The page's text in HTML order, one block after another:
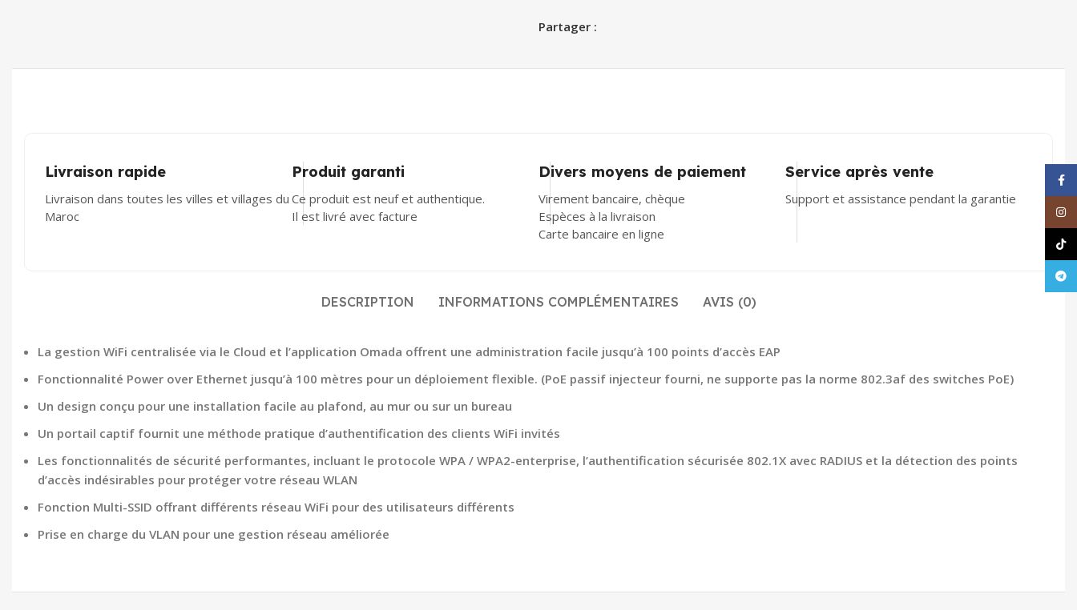
Partager :
Livraison rapide
Livraison dans toutes les villes et villages du
Maroc
Produit garanti
Ce produit est neuf et authentique.
Il est livré avec facture
Divers moyens de paiement
Virement bancaire, chèque
Espèces à la livraison
Carte bancaire en ligne
Service après vente
Support et assistance pendant la garantie
DESCRIPTION INFORMATIONS COMPLÉMENTAIRES AVIS (0)
La gestion WiFi centralisée via le Cloud et l’application Omada offrent une administration facile jusqu’à 100 points d’accès EAP
Fonctionnalité Power over Ethernet jusqu’à 100 mètres pour un déploiement flexible. (PoE passif injecteur fourni, ne supporte pas la norme 802.3af des switches PoE)
Un design conçu pour une installation facile au plafond, au mur ou sur un bureau
Un portail captif fournit une méthode pratique d’authentification des clients WiFi invités
Les fonctionnalités de sécurité performantes, incluant le protocole WPA / WPA2-enterprise, l’authentification sécurisée 802.1X avec RADIUS et la détection des points
d’accès indésirables pour protéger votre réseau WLAN
Fonction Multi-SSID offrant différents réseau WiFi pour des utilisateurs différents
Prise en charge du VLAN pour une gestion réseau améliorée